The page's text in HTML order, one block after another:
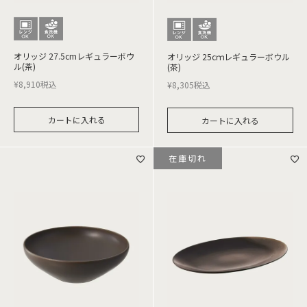
オリッジ 27.5cmレギュラーボウ
ル(茶)
¥8,910税込
カートに入れる
オリッジ 25cｍレギュラーボウル
(茶)
¥8,305税込
カートに入れる
在庫切れ